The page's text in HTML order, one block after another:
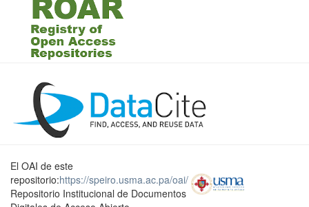
El OAI de este
repositorio:https://speiro.usma.ac.pa/oai/
Repositorio Institucional de Documentos